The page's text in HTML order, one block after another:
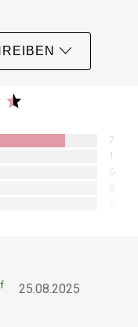
7
1
0
0
0
25.08.2025